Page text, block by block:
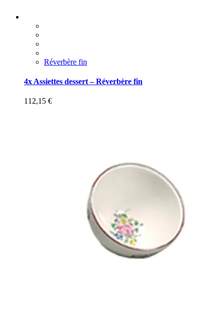
Réverbère fin
4x Assiettes dessert – Réverbère fin
112,15 €